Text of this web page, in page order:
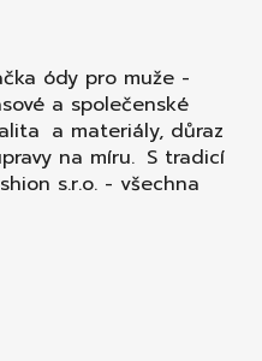
ódy pro muže -
a společenské
a materiály, důraz
na míru. S tradicí
s.r.o. - všechna